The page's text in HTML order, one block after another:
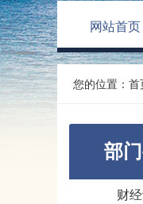
网站首页
您的位置： 首
部
财